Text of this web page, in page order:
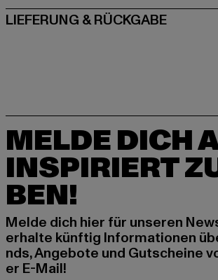
LIEFERUNG & RÜCKGABE
MELDE DICH
INSPIRIERT
BEN!
Melde dich hier für unseren
erhalte künftig Informationen
nds, Angebote und Gutscheine
er E-Mail!